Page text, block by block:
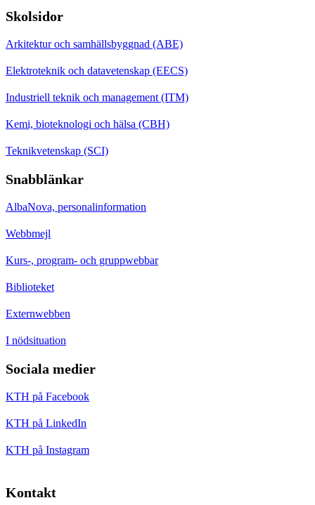
Skolsidor
Arkitektur och samhällsbyggnad (ABE)
Elektroteknik och datavetenskap (EECS)
Industriell teknik och management (ITM)
Kemi, bioteknologi och hälsa (CBH)
Teknikvetenskap (SCI)
Snabblänkar
AlbaNova, personalinformation
Webbmejl
Kurs-, program- och gruppwebbar
Biblioteket
Externwebben
I nödsituation
Sociala medier
KTH på Facebook
KTH på LinkedIn
KTH på Instagram
Kontakt